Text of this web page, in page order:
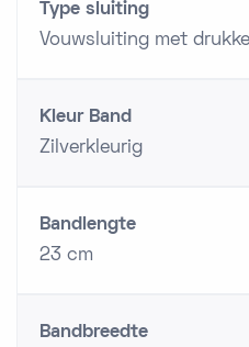
Type sluiting
Vouwsluiting met
Kleur Band
Zilverkleurig
Bandlengte
23 cm
Bandbreedte